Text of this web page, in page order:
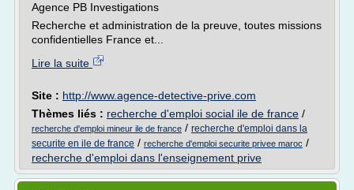
Agence PB Investigations
Recherche et administration de la preuve, toutes missions
confidentielles France et...
Lire la suite
Site : http://www.agence-detective-prive.com
Thèmes liés : recherche d'emploi social ile de france /
recherche d'emploi mineur ile de france / recherche d'emploi dans la
securite en ile de france / recherche d'emploi securite privee maroc /
recherche d'emploi dans l'enseignement prive